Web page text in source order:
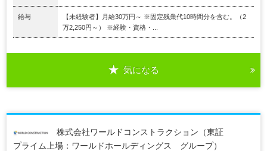
給与
【未経験者】月給30万円～ ※固定残業代10時間分を含む。（2
万2,250円～） ※経験・資格・...
気になる
株式会社ワールドコンストラクション（東証
プライム上場：ワールドホールディングス グループ）